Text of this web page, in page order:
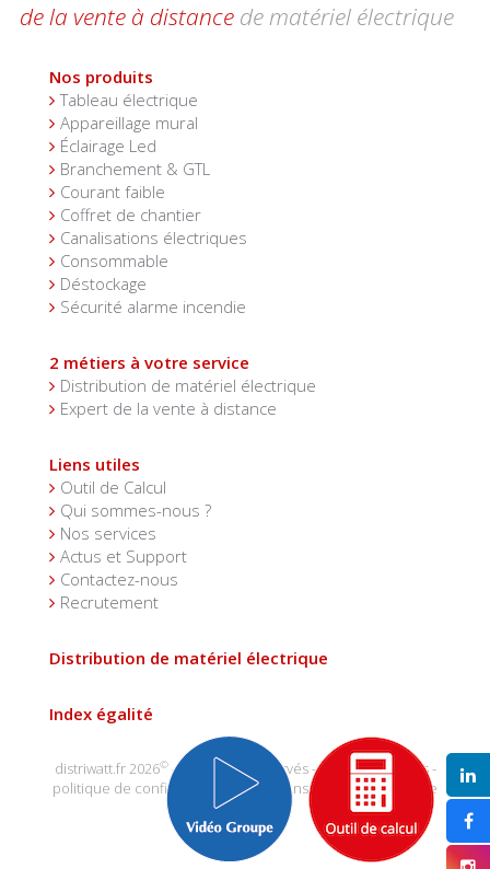
de la vente à distance de matériel électrique
Nos produits
Tableau électrique
Appareillage mural
Éclairage Led
Branchement & GTL
Courant faible
Coffret de chantier
Canalisations électriques
Consommable
Déstockage
Sécurité alarme incendie
2 métiers à votre service
Distribution de matériel électrique
Expert de la vente à distance
Liens utiles
Outil de Calcul
Qui sommes-nous ?
Nos services
Actus et Support
Contactez-nous
Recrutement
Distribution de matériel électrique
Index égalité
distriwatt.fr 2026©- tous droits réservés -mentions légales-
politique de confidentialité
conditions générales de vente